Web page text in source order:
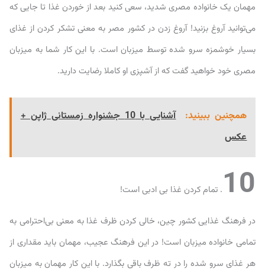
مهمان یک خانواده مصری شدید، سعی کنید بعد از خوردن غذا تا جایی که
می‌توانید آروغ بزنید! آروغ زدن در کشور مصر به معنی تشکر کردن از غذای
بسیار خوشمزه سرو شده توسط میزبان است. با این کار شما به میزبان
مصری خود خواهید گفت که از آشپزی او کاملا رضایت دارید.
همچنین ببینید:
آشنایی با 10 جشنواره زمستانی ژاپن +
عکس
10 . تمام کردن غذا بی ادبی است!
در فرهنگ غذایی کشور چین، خالی کردن ظرف غذا به معنی بی‌احترامی به
تمامی خانواده میزبان است! در این فرهنگ عجیب، مهمان باید مقداری از
هر غذای سرو شده را در ته ظرف باقی بگذارد. با این کار مهمان به میزبان